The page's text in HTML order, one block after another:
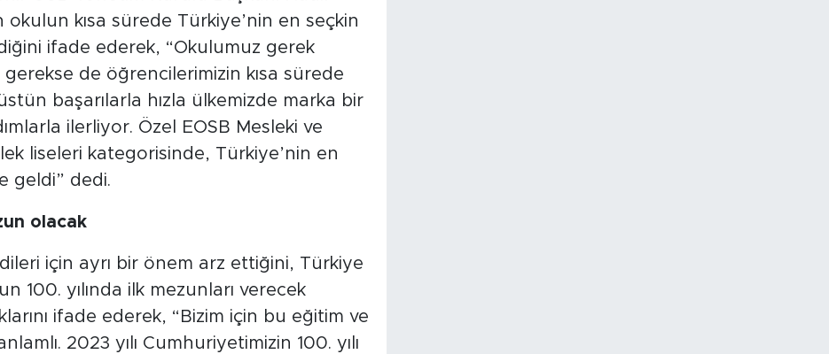
okulun kısa sürede Türkiye’nin en seçkin
ifade ederek, “Okulumuz gerek
de öğrencilerimizin kısa sürede
başarılarla hızla ülkemizde marka bir
ilerliyor. Özel EOSB Mesleki ve
liseleri kategorisinde, Türkiye’nin en
geldi” dedi.
olacak
için ayrı bir önem arz ettiğini, Türkiye
100. yılında ilk mezunları verecek
ifade ederek, “Bizim için bu eğitim ve
2023 yılı Cumhuriyetimizin 100. yılı